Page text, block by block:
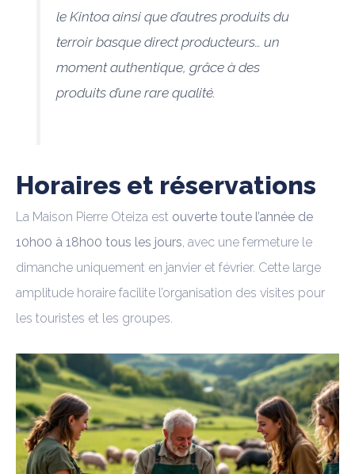
le Kintoa ainsi que d’autres produits du
terroir basque direct producteurs… un
moment authentique, grâce à des
produits d’une rare qualité.
Horaires et réservations
La Maison Pierre Oteiza est ouverte toute l’année de
10h00 à 18h00 tous les jours , avec une fermeture le
dimanche uniquement en janvier et février. Cette large
amplitude horaire facilite l’organisation des visites pour
les touristes et les groupes.